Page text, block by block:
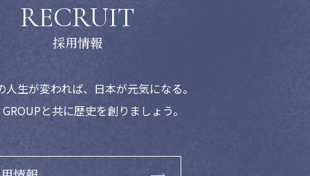
RECRUIT
生が変われば、 日本が元気になる。
と共に歴史を創りましょう。